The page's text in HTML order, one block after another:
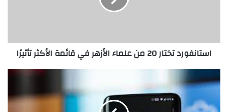
الأكثر
تأثيرًااستانفورد تختار 20 من علماء الأزهر في قائمة الأكثر تأثيرًا
على
تطبيقات